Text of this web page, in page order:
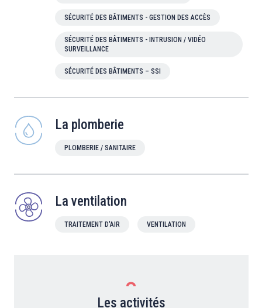
SÉCURITÉ DES BÂTIMENTS - GESTION DES ACCÈS
SÉCURITÉ DES BÂTIMENTS - INTRUSION / VIDÉO
SURVEILLANCE
SÉCURITÉ DES BÂTIMENTS – SSI
La plomberie
PLOMBERIE / SANITAIRE
La ventilation
TRAITEMENT D'AIR VENTILATION
Les activités